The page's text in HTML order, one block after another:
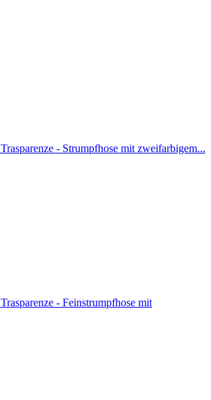
Trasparenze - Strumpfhose mit zweifarbigem...
Trasparenze - Feinstrumpfhose mit